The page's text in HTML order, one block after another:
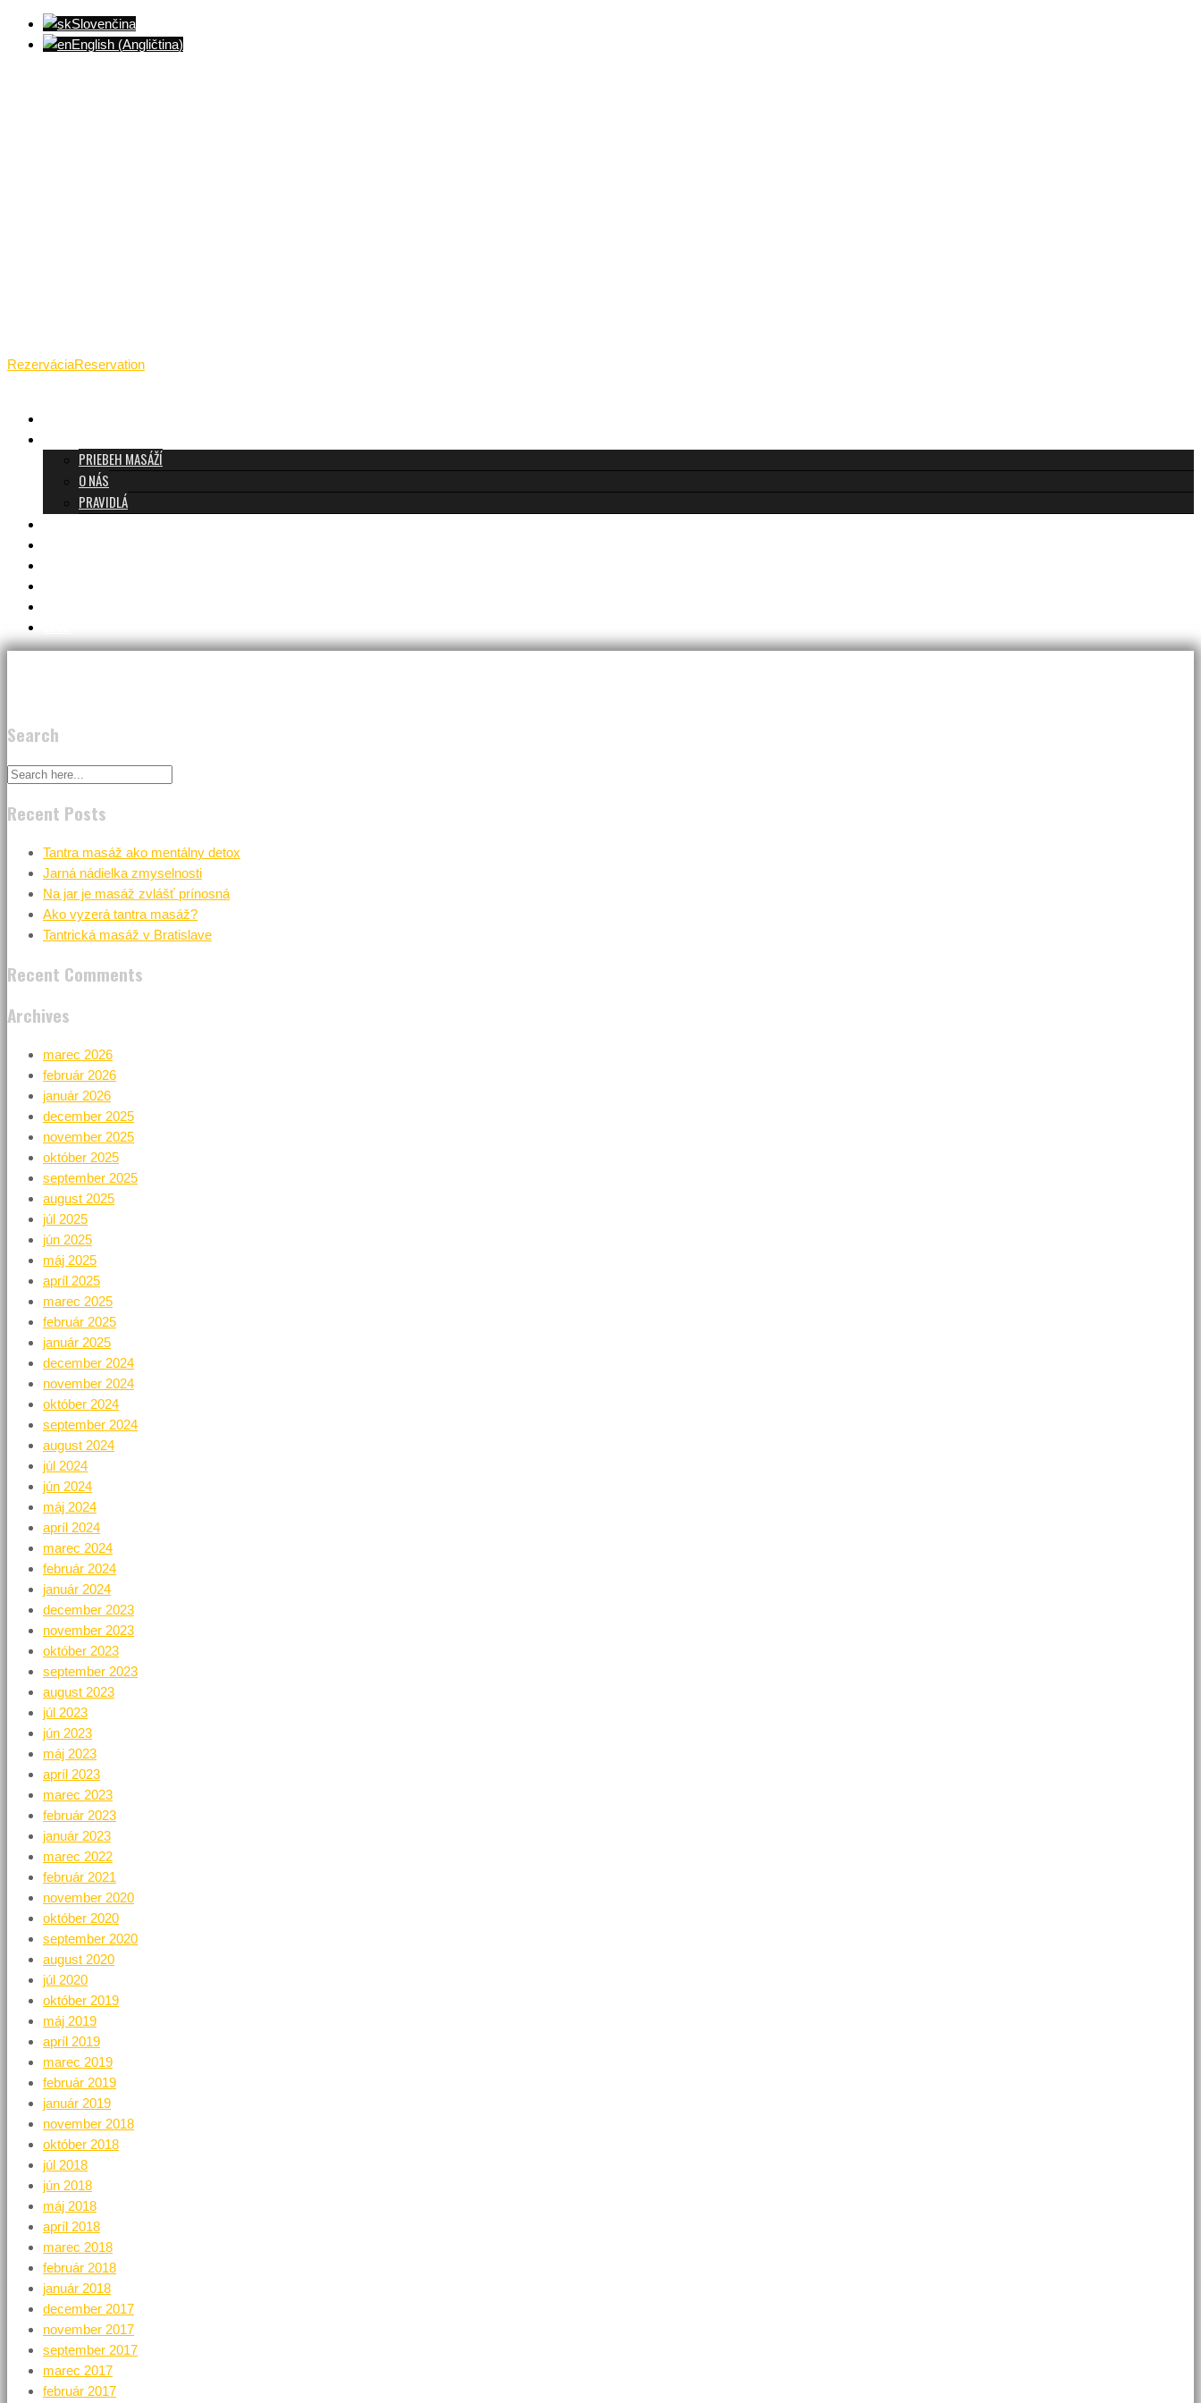
Slovenčina
English (Angličtina)
RezerváciaReservation
PRIEBEH MASÁŽÍ
O NÁS
PRAVIDLÁ
Search
Recent Posts
Tantra masáž ako mentálny detox
Jarná nádielka zmyselnosti
Na jar je masáž zvlášť prínosná
Ako vyzerá tantra masáž?
Tantrická masáž v Bratislave
Recent Comments
Archives
marec 2026
február 2026
január 2026
december 2025
november 2025
október 2025
september 2025
august 2025
júl 2025
jún 2025
máj 2025
apríl 2025
marec 2025
február 2025
január 2025
december 2024
november 2024
október 2024
september 2024
august 2024
júl 2024
jún 2024
máj 2024
apríl 2024
marec 2024
február 2024
január 2024
december 2023
november 2023
október 2023
september 2023
august 2023
júl 2023
jún 2023
máj 2023
apríl 2023
marec 2023
február 2023
január 2023
marec 2022
február 2021
november 2020
október 2020
september 2020
august 2020
júl 2020
október 2019
máj 2019
apríl 2019
marec 2019
február 2019
január 2019
november 2018
október 2018
júl 2018
jún 2018
máj 2018
apríl 2018
marec 2018
február 2018
január 2018
december 2017
november 2017
september 2017
marec 2017
február 2017